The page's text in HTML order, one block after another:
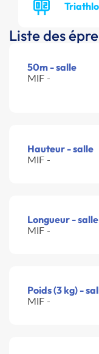
Liste des
50m - salle
MIF -
Hauteur - salle
MIF -
Longueur - salle
MIF -
Poids (3 kg) -
MIF -